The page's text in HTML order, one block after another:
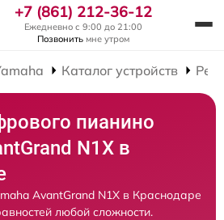
+7 (861) 212-36-12
Ежедневно с 9:00 до 21:00
Позвонить мне утром
Каталог устройств
пианино
N1X в
AvantGrand N1X в Краснодаре
любой сложности.